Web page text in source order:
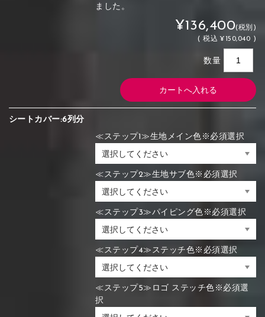
ました。
¥136,400(税別)
(税込 ¥150,040 )
数量
シートカバー:6列分
≪ステップ1≫生地メイン色※必須選択
≪ステップ2≫生地サブ色※必須選択
≪ステップ3≫パイピング色※必須選択
≪ステップ4≫ステッチ色※必須選択
≪ステップ5≫ロゴ ステッチ色※必須選
択